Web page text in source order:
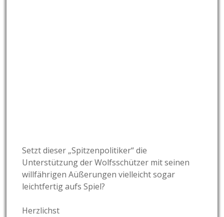
Setzt dieser „Spitzenpolitiker“ die
Unterstützung der Wolfsschützer mit seinen
willfährigen Aüßerungen vielleicht sogar
leichtfertig aufs Spiel?
Herzlichst